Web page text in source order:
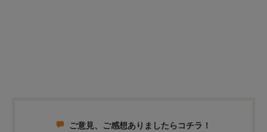
ご意見、ご感想ありましたらコチラ！